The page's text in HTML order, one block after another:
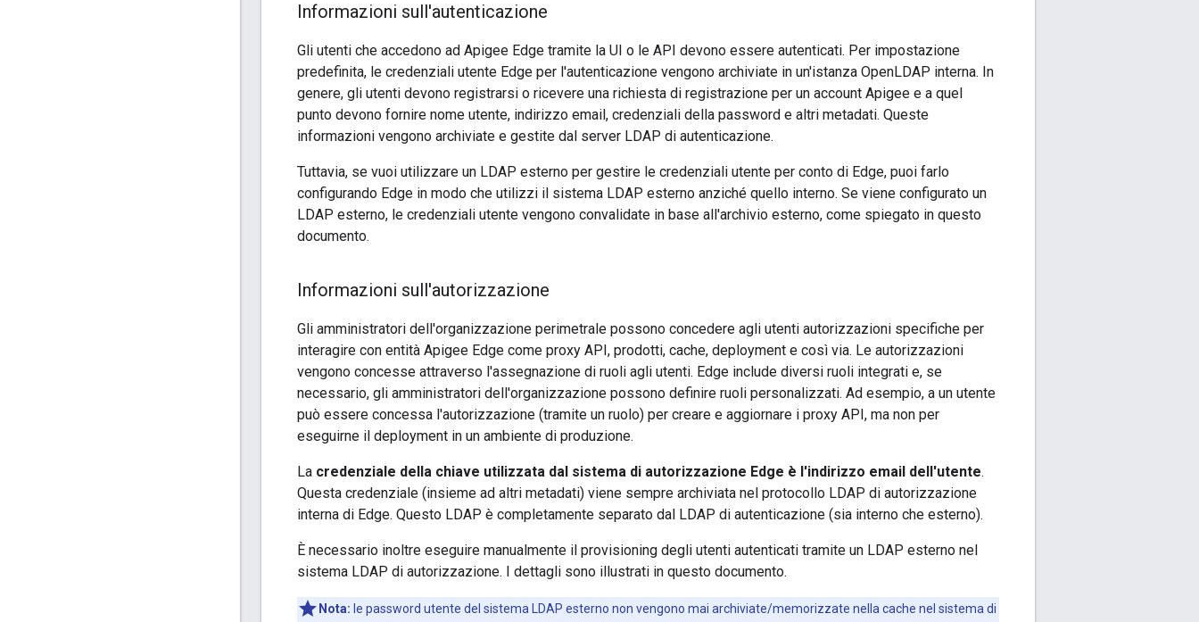
Informazioni sull'autenticazione
Gli utenti che accedono ad Apigee Edge tramite la UI o le API devono essere autenticati. Per impostazione
predefinita, le credenziali utente Edge per l'autenticazione vengono archiviate in un'istanza OpenLDAP interna. In
genere, gli utenti devono registrarsi o ricevere una richiesta di registrazione per un account Apigee e a quel
punto devono fornire nome utente, indirizzo email, credenziali della password e altri metadati. Queste
informazioni vengono archiviate e gestite dal server LDAP di autenticazione.
Tuttavia, se vuoi utilizzare un LDAP esterno per gestire le credenziali utente per conto di Edge, puoi farlo
configurando Edge in modo che utilizzi il sistema LDAP esterno anziché quello interno. Se viene configurato un
LDAP esterno, le credenziali utente vengono convalidate in base all'archivio esterno, come spiegato in questo
documento.
Informazioni sull'autorizzazione
Gli amministratori dell'organizzazione perimetrale possono concedere agli utenti autorizzazioni specifiche per
interagire con entità Apigee Edge come proxy API, prodotti, cache, deployment e così via. Le autorizzazioni
vengono concesse attraverso l'assegnazione di ruoli agli utenti. Edge include diversi ruoli integrati e, se
necessario, gli amministratori dell'organizzazione possono definire ruoli personalizzati. Ad esempio, a un utente
può essere concessa l'autorizzazione (tramite un ruolo) per creare e aggiornare i proxy API, ma non per
eseguirne il deployment in un ambiente di produzione.
La credenziale della chiave utilizzata dal sistema di autorizzazione Edge è l'indirizzo email dell'utente.
Questa credenziale (insieme ad altri metadati) viene sempre archiviata nel protocollo LDAP di autorizzazione
interna di Edge. Questo LDAP è completamente separato dal LDAP di autenticazione (sia interno che esterno).
È necessario inoltre eseguire manualmente il provisioning degli utenti autenticati tramite un LDAP esterno nel
sistema LDAP di autorizzazione. I dettagli sono illustrati in questo documento.
Nota: le password utente del sistema LDAP esterno non vengono mai archiviate/memorizzate nella cache nel sistema di